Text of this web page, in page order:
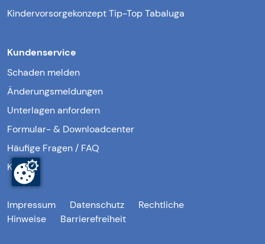
Kindervorsorgekonzept Tip-Top Tabaluga
Kundenservice
Schaden melden
Änderungsmeldungen
Unterlagen anfordern
Formular- & Downloadcenter
Häufige Fragen / FAQ
Kontakt
Impressum Datenschutz
Rechtliche
Hinweise
Barrierefreiheit